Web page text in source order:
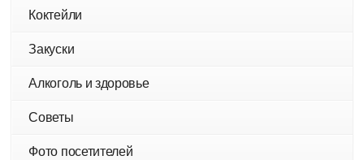
Коктейли
Закуски
Алкоголь и здоровье
Советы
Фото посетителей